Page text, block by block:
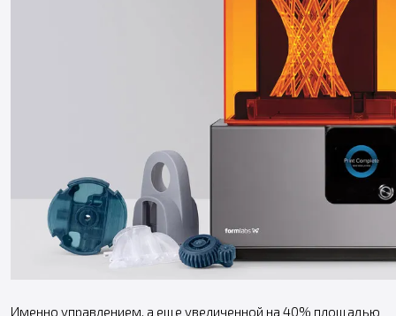
Именно управлением, а еще увеличенной на 40% площадью